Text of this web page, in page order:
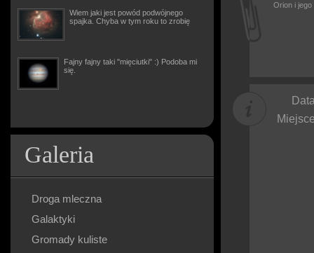
Wiem jaki jest powód podwójnego
spajka. Chyba w tym roku to zrobię
Fajny fajny taki "mięciutki" :) Podoba mi
się.
Galeria
Droga mleczna
Galaktyki
Gromady kuliste
Orion i